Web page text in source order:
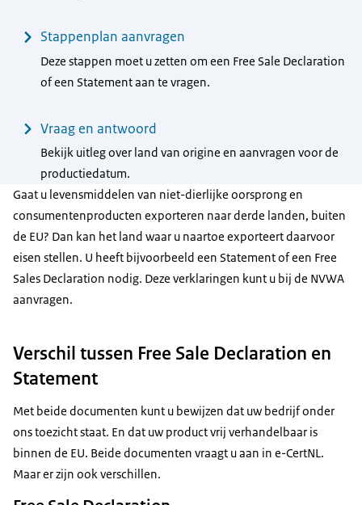
Stappenplan aanvragen
Deze stappen moet u zetten om een Free Sale Declaration
of een Statement aan te vragen.
Vraag en antwoord
Bekijk uitleg over land van origine en aanvragen voor de
productiedatum.
Gaat u levensmiddelen van niet-dierlijke oorsprong en
consumentenproducten exporteren naar derde landen, buiten
de EU? Dan kan het land waar u naartoe exporteert daarvoor
eisen stellen. U heeft bijvoorbeeld een Statement of een Free
Sales Declaration nodig. Deze verklaringen kunt u bij de NVWA
aanvragen.
Verschil tussen Free Sale Declaration en
Statement
Met beide documenten kunt u bewijzen dat uw bedrijf onder
ons toezicht staat. En dat uw product vrij verhandelbaar is
binnen de EU. Beide documenten vraagt u aan in e-CertNL.
Maar er zijn ook verschillen.